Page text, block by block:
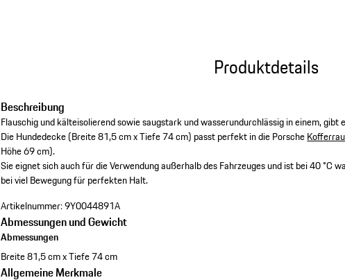
Produktdetails
Beschreibung
Flauschig und kälteisolierend sowie saugstark und wasserundurchlässig in einem, gibt
Die Hundedecke (Breite 81,5 cm x Tiefe 74 cm) passt perfekt in die Porsche
Höhe 69 cm).
Sie eignet sich auch für die Verwendung außerhalb des Fahrzeuges und ist bei 40 °C
bei viel Bewegung für perfekten Halt.
Artikelnummer:9Y0044891A
Abmessungen und Gewicht
Abmessungen
Breite 81,5 cm x Tiefe 74 cm
Allgemeine Merkmale